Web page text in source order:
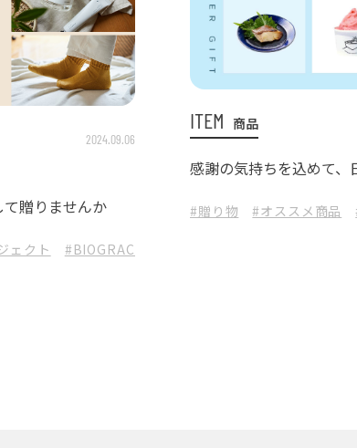
2024.09.06
贈りませんか
ェクト #BIOGRACE
ITEM 商品
感謝の気持ちを込めて
#贈り物 #オススメ商品